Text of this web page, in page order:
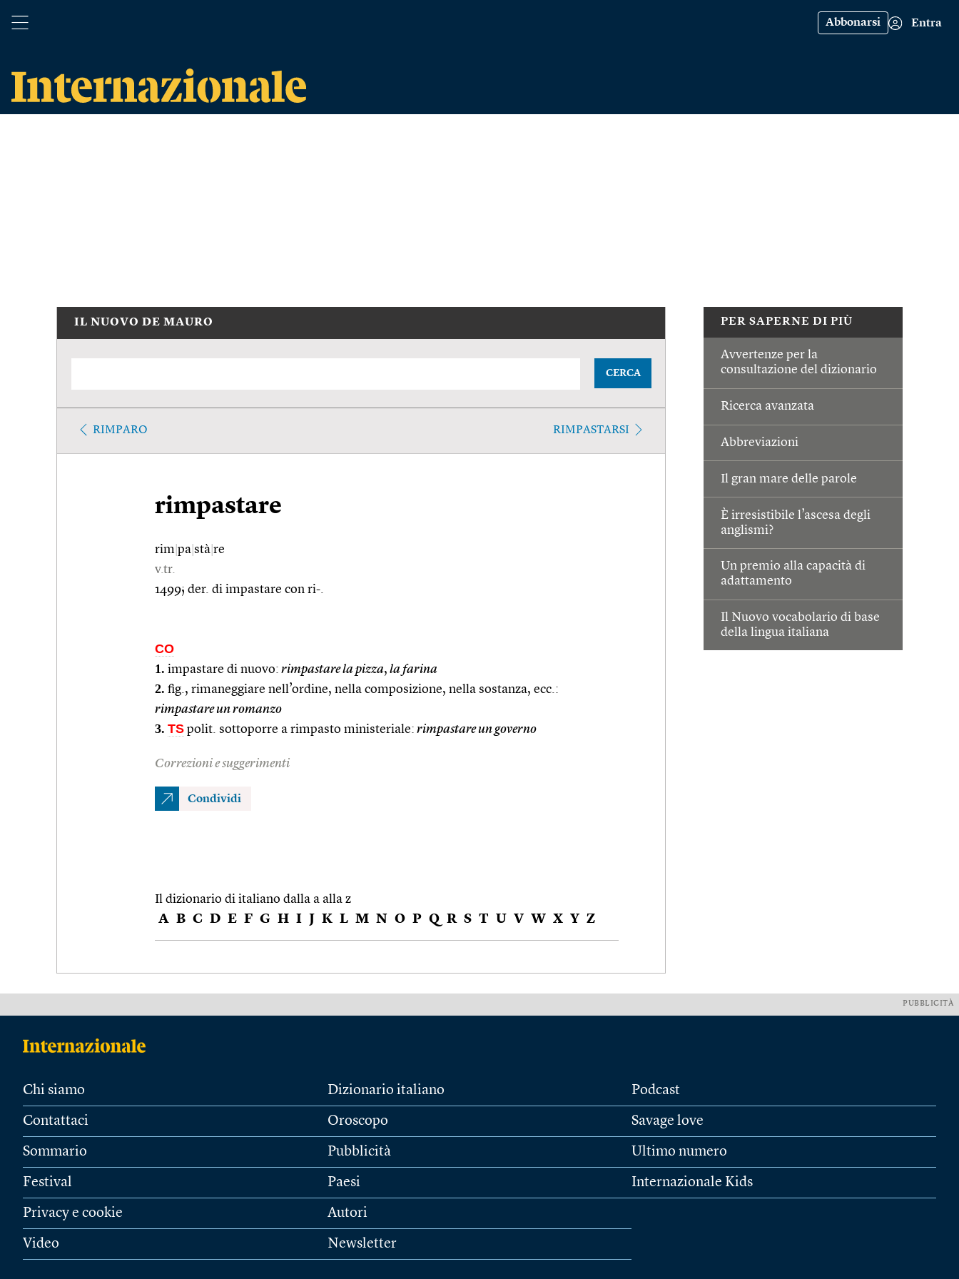
Abbonarsi Entra
PER SAPERNE DI PIÙ
Avvertenze per la
consultazione del dizionario
Ricerca avanzata
Abbreviazioni
Il gran mare delle parole
È irresistibile l’ascesa degli
anglismi?
Un premio alla capacità di
adattamento
Il Nuovo vocabolario di base
della lingua italiana
IL NUOVO DE MAURO
CERCA
RIMPARO RIMPASTARSI
rimpastare
rim pa stà re
v.tr.
1499; der. di impastare con ri-.
CO
1. impastare di nuovo: rimpastare la pizza, la farina
2. fig., rimaneggiare nell’ordine, nella composizione, nella sostanza, ecc.:
rimpastare un romanzo
3. TS polit. sottoporre a rimpasto ministeriale: rimpastare un governo
Correzioni e suggerimenti
Condividi
Il dizionario di italiano dalla a alla z
A B C D E F G H I J K L M N O P Q R S T U V W X Y Z
PUBBLICITÀ
Chi siamo
Contattaci
Sommario
Festival
Privacy e cookie
Video
Dizionario italiano
Oroscopo
Pubblicità
Paesi
Autori
Newsletter
Podcast
Savage love
Ultimo numero
Internazionale Kids